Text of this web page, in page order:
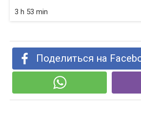
3 h 53 min
Поделиться на